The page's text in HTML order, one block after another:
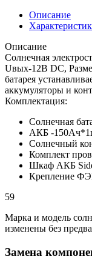
Описание
Описание
Солнечная
Uвых-12В DC,
батарея
аккумуляторы и
Комплектация:
Солнечная
АКБ -
Солнечный
Комплект
Шкаф АКБ
Крепление
59
Марка и модель
изменены без
Замена